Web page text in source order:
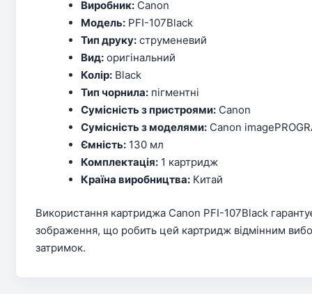
Виробник: Canon
Модель: PFI-107Black
Тип друку: струменевий
Вид: оригінальний
Колір: Black
Тип чорнила: пігментні
Сумісність з пристроями: Canon
Сумісність з моделями: Canon
Ємність: 130 мл
Комплектація: 1 картридж
Країна виробництва: Китай
Використання картриджа Canon PFI-107Black
зображення, що робить цей картридж відмінним
затримок.